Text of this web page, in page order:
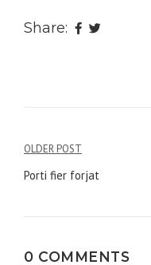
Share:
Navigare
în
OLDER POST
Porti fier forjat
0 COMMENTS